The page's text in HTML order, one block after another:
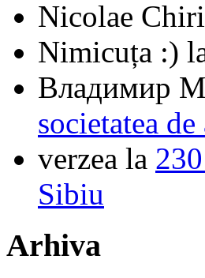
Nicolae
Nimicuța :)
Владимир
societatea de
verzea la
Sibiu
Arhiva